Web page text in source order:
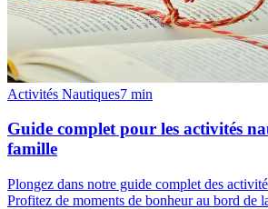
Activités Nautiques7 min
Guide complet pour les activités
famille
Plongez dans notre guide complet des
Profitez de moments de bonheur au bord de